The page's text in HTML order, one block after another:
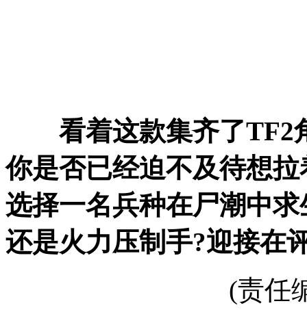
看着这款集齐了TF2
你是否已经迫不及待想
选择一名兵种在尸潮中
还是火力压制手?迎接在
(责任